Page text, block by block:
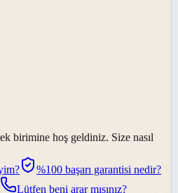
birimine hoş geldiniz. Size nasıl
%100 başarı garantisi nedir?
Lütfen beni arar mısınız?